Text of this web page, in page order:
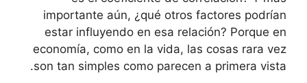
importante aún, ¿qué⁣ otros factores podrían
estar influyendo en esa relación? Porque en
economía, como en la ⁢vida, las cosas rara vez
son tan simples como parecen a⁣ primera ​vista.